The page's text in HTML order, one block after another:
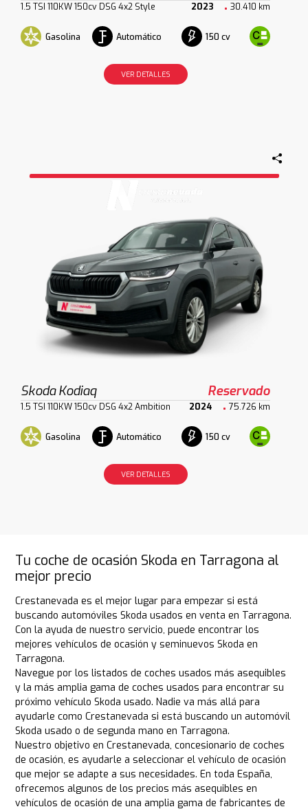
1.5 TSI 110KW 150cv DSG 4x2 Style 2023 30.410 km
Gasolina Automático 150 cv
VER DETALLES
Skoda Kodiaq Reservado
1.5 TSI 110KW 150cv DSG 4x2 Ambition 2024 75.726 km
Gasolina Automático 150 cv
VER DETALLES
Tu coche de ocasión Skoda en Tarragona al
mejor precio
Crestanevada es el mejor lugar para empezar si está
buscando automóviles Skoda usados en venta en Tarragona.
Con la ayuda de nuestro servicio, puede encontrar los
mejores vehículos de ocasión y seminuevos Skoda en
Tarragona.
Navegue por los listados de coches usados más asequibles
y la más amplia gama de coches usados para encontrar su
próximo vehículo Skoda usado. Nadie va más allá para
ayudarle como Crestanevada si está buscando un automóvil
Skoda usado o de segunda mano en Tarragona.
Nuestro objetivo en Crestanevada, concesionario de coches
de ocasión, es ayudarle a seleccionar el vehículo de ocasión
que mejor se adapte a sus necesidades. En toda España,
ofrecemos algunos de los precios más asequibles en
vehículos de ocasión de una amplia gama de fabricantes de